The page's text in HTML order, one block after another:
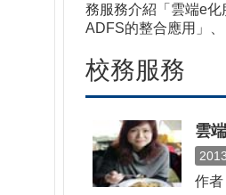
務服務介紹「雲端e
ADFS的整合應用」
校務服務
雲
作